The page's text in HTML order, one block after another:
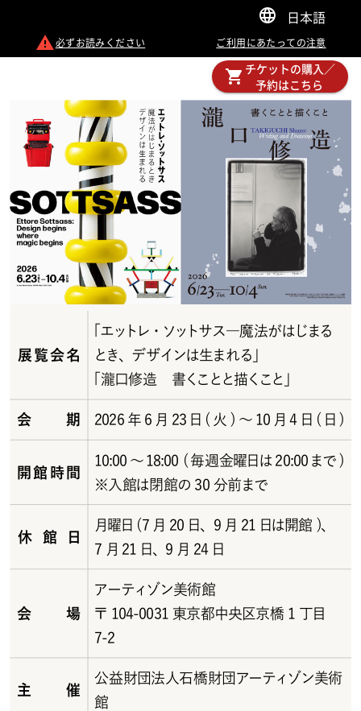
日本語
必ずお読みください ご利用にあたっての注意
チケットの購入／
予約はこちら
展覧会名
「エットレ・ソットサス―魔法がはじまる
とき、デザインは生まれる」
「瀧口修造 書くことと描くこと」
会期2026年6月23日(火)～10月4日(日)
開館時間
10:00～18:00 (毎週金曜日は20:00まで)
※入館は閉館の 30 分前まで
休館日
月曜日(7月20日、9月21日は開館)、
7月21日、9月24日
会場
アーティゾン美術館
〒104-0031東京都中央区京橋1丁目
7-2
主催
公益財団法人石橋財団アーティゾン美術
館